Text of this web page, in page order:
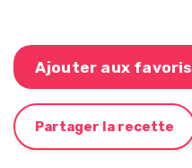
Ajouter aux favoris
Partager la recette